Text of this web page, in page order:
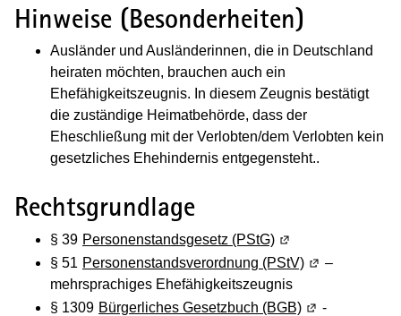
Hinweise (Besonderheiten)
Ausländer und Ausländerinnen, die in Deutschland
heiraten möchten, brauchen auch ein
Ehefähigkeitszeugnis. In diesem Zeugnis bestätigt
die zuständige Heimatbehörde, dass der
Eheschließung mit der Verlobten/dem Verlobten kein
gesetzliches Ehehindernis entgegensteht..
Rechtsgrundlage
§ 39 Personenstandsgesetz (PStG) (Wird in einem
§ 51 Personenstandsverordnung (PStV) (Wird in
–
mehrsprachiges Ehefähigkeitszeugnis
§ 1309 Bürgerliches Gesetzbuch (BGB) (Wird in
-